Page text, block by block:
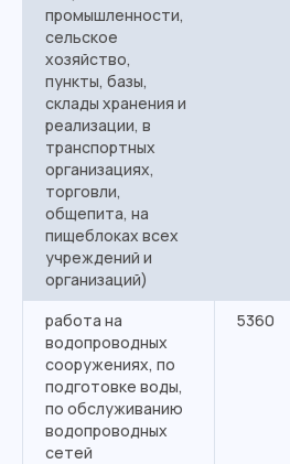
промышленности,
сельское
хозяйство,
пункты, базы,
склады хранения и
реализации, в
транспортных
организациях,
торговли,
общепита, на
пищеблоках всех
учреждений и
организаций)
работа на
водопроводных
сооружениях, по
подготовке воды,
по обслуживанию
водопроводных
сетей
5360